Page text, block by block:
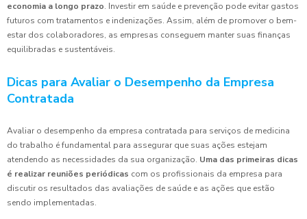
economia a longo prazo. Investir em saúde e prevenção pode evitar gastos
futuros com tratamentos e indenizações. Assim, além de promover o bem-
estar dos colaboradores, as empresas conseguem manter suas finanças
equilibradas e sustentáveis.
Dicas para Avaliar o Desempenho da Empresa
Contratada
Avaliar o desempenho da empresa contratada para serviços de medicina
do trabalho é fundamental para assegurar que suas ações estejam
atendendo as necessidades da sua organização. Uma das primeiras dicas
é realizar reuniões periódicas com os profissionais da empresa para
discutir os resultados das avaliações de saúde e as ações que estão
sendo implementadas.